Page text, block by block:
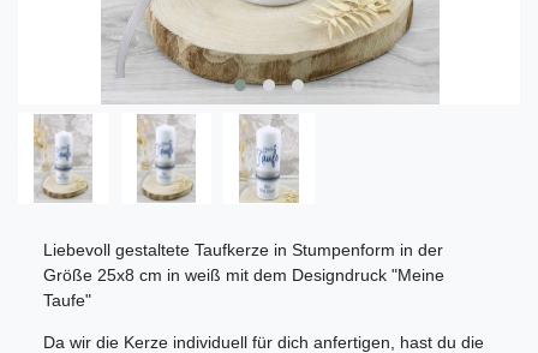
Liebevoll gestaltete Taufkerze in Stumpenform in der
Größe 25x8 cm in weiß mit dem Designdruck "Meine
Taufe"
Da wir die Kerze individuell für dich anfertigen, hast du die